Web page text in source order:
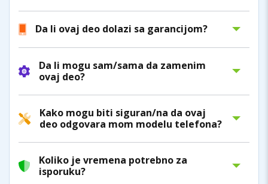
Da li ovaj deo dolazi sa garancijom?
Da li mogu sam/sama da zamenim
ovaj deo?
Kako mogu biti siguran/na da ovaj
deo odgovara mom modelu telefona?
Koliko je vremena potrebno za
isporuku?